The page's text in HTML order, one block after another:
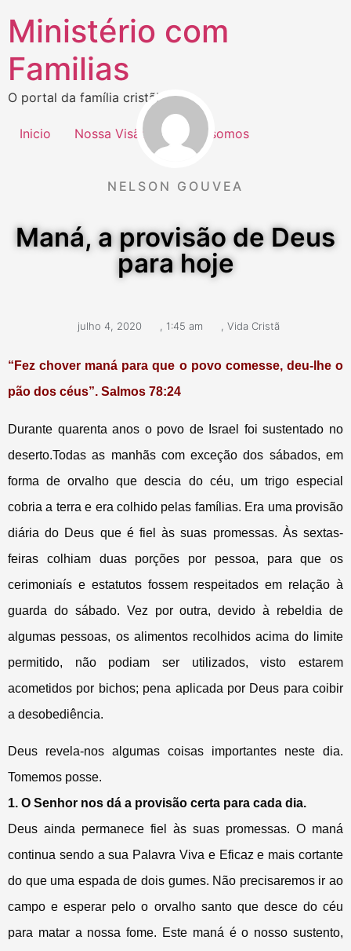
Ministério com
Familias
O portal da família cristã!
Inicio Nossa Visão Quem somos
NELSON GOUVEA
Maná, a provisão de Deus
para hoje
julho 4, 2020 , 1:45 am , Vida Cristã
“Fez chover maná para que o povo comesse, deu-lhe o
pão dos céus”. Salmos 78:24
Durante quarenta anos o povo de Israel foi sustentado no
deserto.Todas as manhãs com exceção dos sábados, em
forma de orvalho que descia do céu, um trigo especial
cobria a terra e era colhido pelas famílias. Era uma provisão
diária do Deus que é fiel às suas promessas. Às sextas-
feiras colhiam duas porções por pessoa, para que os
cerimoniaís e estatutos fossem respeitados em relação à
guarda do sábado. Vez por outra, devido à rebeldia de
algumas pessoas, os alimentos recolhidos acima do limite
permitido, não podiam ser utilizados, visto estarem
acometidos por bichos; pena aplicada por Deus para coibir
a desobediência.
Deus revela-nos algumas coisas importantes neste dia.
Tomemos posse.
1. O Senhor nos dá a provisão certa para cada dia.
Deus ainda permanece fiel às suas promessas. O maná
continua sendo a sua Palavra Viva e Eficaz e mais cortante
do que uma espada de dois gumes. Não precisaremos ir ao
campo e esperar pelo o orvalho santo que desce do céu
para matar a nossa fome. Este maná é o nosso sustento,